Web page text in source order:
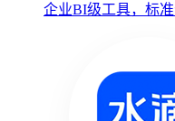
企业BI级工具，标